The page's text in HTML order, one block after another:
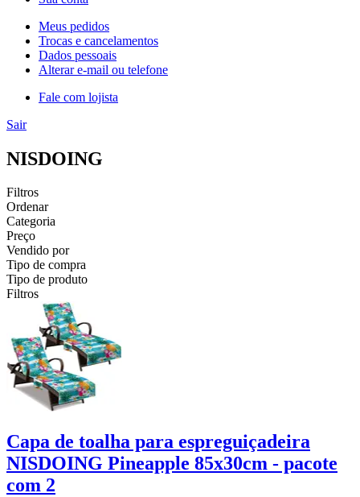
Meus pedidos
Trocas e cancelamentos
Dados pessoais
Alterar e-mail ou telefone
Fale com lojista
Sair
NISDOING
Filtros
Ordenar
Categoria
Preço
Vendido por
Tipo de compra
Tipo de produto
Filtros
Capa de toalha para espreguiçadeira
NISDOING Pineapple 85x30cm - pacote
com 2